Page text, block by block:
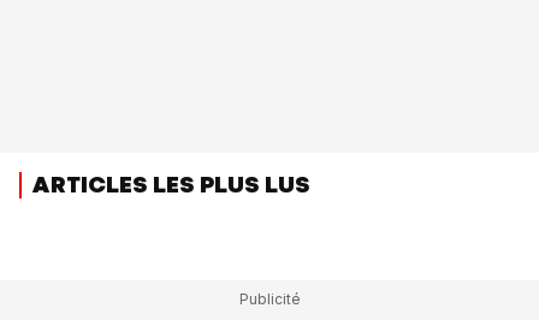
ARTICLES LES PLUS LUS